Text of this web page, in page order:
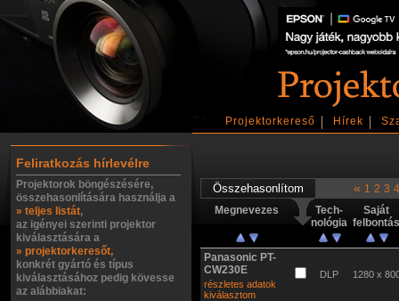
Projektorkereső Hírek
Feliratkozás hírlevélre
Projektorok böngészésére,
összehasonlítására használja a
» teljes listát,
az igényei szerinti projektor
kiválasztására a
» projektorkeresőt,
konkrét gyártó és típus
kiválasztásához pedig kövesse
az alábbiakat:
« 1 2 3 4
Megnevezes
Tech-
nológia
Saját
Panasonic PT-
CW230E
részletes adatok
kiválasztom
DLP 1280 x